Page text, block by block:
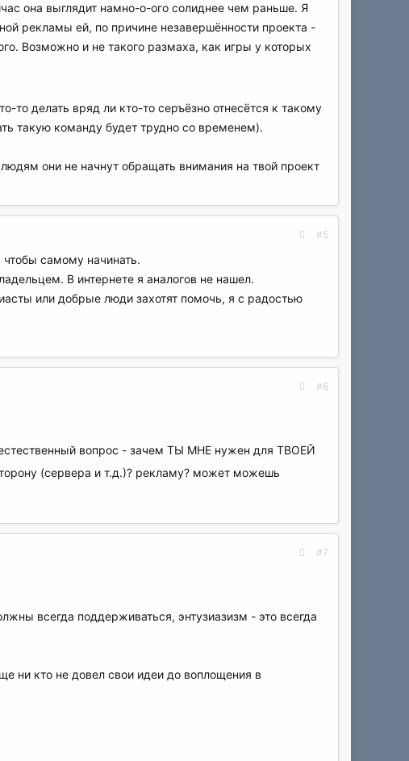
она выглядит намно-о-ого солиднее чем раньше. Я
рекламы ей, по причине незавершённости проекта -
Возможно и не такого размаха, как игры у которых
делать вряд ли кто-то серъёзно отнесётся к такому
такую команду будет трудно со временем).
они не начнут обращать внимания на твой проект
#5
самому начинать.
В интернете я аналогов не нашел.
или добрые люди захотят помочь, я с радостью
#6
вопрос - зачем ТЫ МНЕ нужен для ТВОЕЙ
(сервера и т.д.)? рекламу? может можешь
#7
всегда поддерживаться, энтузиазизм - это всегда
ни кто не довел свои идеи до воплощения в